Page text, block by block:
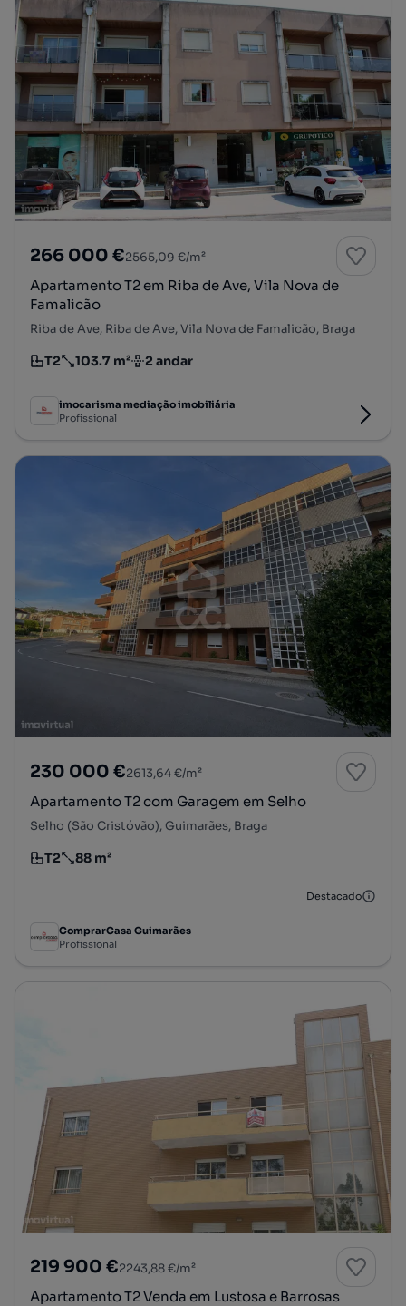
266 000 €2565,09 €/m²
Apartamento T2 em Riba de Ave, Vila Nova de
Famalicão
Riba de Ave, Riba de Ave, Vila Nova de Famalicão, Braga
Tipologia
T2
Preço por metro quadrado
103.7 m²
Andar 2 andar
imocarisma mediação imobiliária
Profissional
230 000 €2613,64 €/m²
Apartamento T2 com Garagem em Selho
Selho (São Cristóvão), Guimarães, Braga
Tipologia
T2
Preço por metro quadrado
88 m²
Destacado
ComprarCasa Guimarães
Profissional
219 900 €2243,88 €/m²
Apartamento T2 Venda em Lustosa e Barrosas